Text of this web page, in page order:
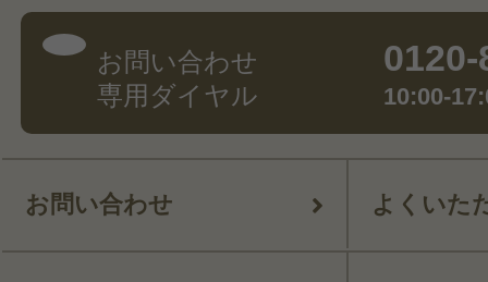
お問い合わせ
専用ダイヤル
10:00-
お問い合わせ よくいた